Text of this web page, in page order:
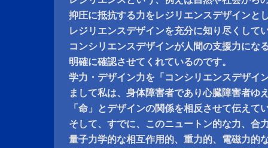
抑圧に抵抗する力をレジリエンスデザインと
レジリエンスデザインを充分に知り尽くして
コンシリエンスデザインが人間の支援力にな
明確に確認させてくれているのです。
学力・デザイン力を「コンシリエンスデザイ
まして私は、身体障害者であり心臓障害者ゆ
「命」とデザインの関係を相反させて伝えて
そして、すでに、このニュートン的な力、合
量子力学的な相互作用的、重力的、電磁力的